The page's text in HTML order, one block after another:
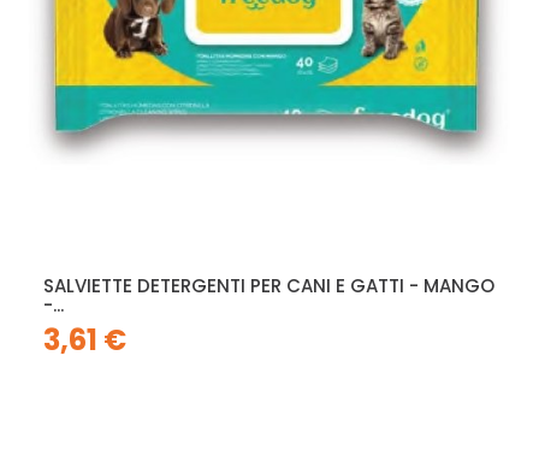
SALVIETTE DETERGENTI PER CANI E GATTI - MANGO
-...
3,61 €